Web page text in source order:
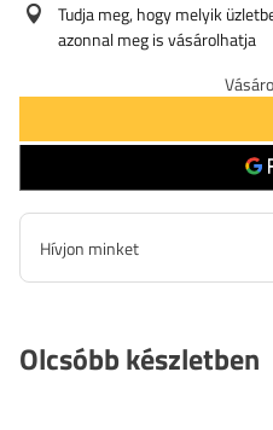
Tudja meg, hogy melyik
azonnal meg is vásárolhatja
Hívjon minket
Olcsóbb készletben